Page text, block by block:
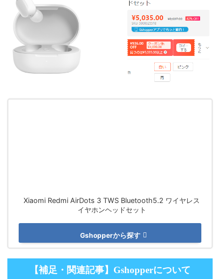
Xiaomi Redmi AirDots 3 TWS Bluetooth5.2 ワイヤレス
イヤホンヘッドセット
Gshopperから探す
【補足・関連記事】Gshopperについて